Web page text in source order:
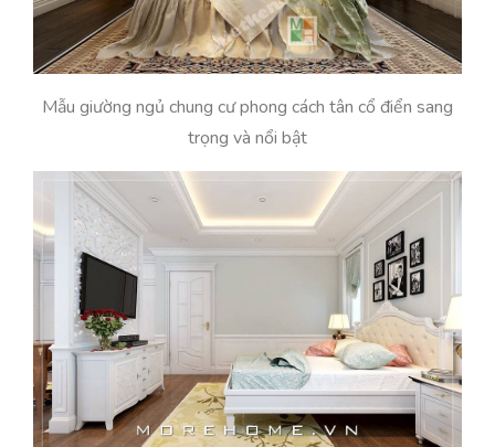
Mẫu giường ngủ chung cư phong cách tân cổ điển sang
trọng và nổi bật